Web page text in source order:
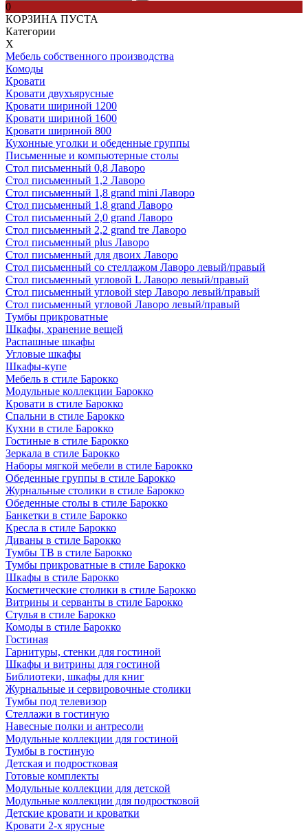
0
КОРЗИНА ПУСТА
Категории
Х
Мебель собственного производства
Комоды
Кровати
Кровати двухъярусные
Кровати шириной 1200
Кровати шириной 1600
Кровати шириной 800
Кухонные уголки и обеденные группы
Письменные и компьютерные столы
Стол письменный 0,8 Лаворо
Стол письменный 1,2 Лаворо
Стол письменный 1,8 grand mini Лаворо
Стол письменный 1,8 grand Лаворо
Стол письменный 2,0 grand Лаворо
Стол письменный 2,2 grand tre Лаворо
Стол письменный plus Лаворо
Стол письменный для двоих Лаворо
Стол письменный со стеллажом Лаворо левый/правый
Стол письменный угловой L Лаворо левый/правый
Стол письменный угловой step Лаворо левый/правый
Стол письменный угловой Лаворо левый/правый
Тумбы прикроватные
Шкафы, хранение вещей
Распашные шкафы
Угловые шкафы
Шкафы-купе
Мебель в стиле Барокко
Модульные коллекции Барокко
Кровати в стиле Барокко
Спальни в стиле Барокко
Кухни в стиле Барокко
Гостиные в стиле Барокко
Зеркала в стиле Барокко
Наборы мягкой мебели в стиле Барокко
Обеденные группы в стиле Барокко
Журнальные столики в стиле Барокко
Обеденные столы в стиле Барокко
Банкетки в стиле Барокко
Кресла в стиле Барокко
Диваны в стиле Барокко
Тумбы ТВ в стиле Барокко
Тумбы прикроватные в стиле Барокко
Шкафы в стиле Барокко
Косметические столики в стиле Барокко
Витрины и серванты в стиле Барокко
Стулья в стиле Барокко
Комоды в стиле Барокко
Гостиная
Гарнитуры, стенки для гостиной
Шкафы и витрины для гостиной
Библиотеки, шкафы для книг
Журнальные и сервировочные столики
Тумбы под телевизор
Стеллажи в гостиную
Навесные полки и антресоли
Модульные коллекции для гостиной
Тумбы в гостиную
Детская и подростковая
Готовые комплекты
Модульные коллекции для детской
Модульные коллекции для подростковой
Детские кровати и кроватки
Кровати 2-х ярусные